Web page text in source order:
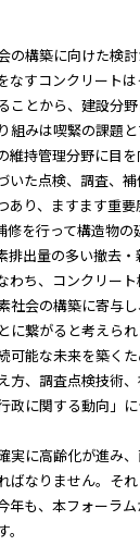
の構築に向けた検
なすコンクリートは
ことから、建設分
組みは喫緊の課題
維持管理分野に目を
いた点検、調査、補
あり、ますます重要
修を行って構造物の
排出量の多い撤去・
わち、コンクリート
社会の構築に寄与
繋がると考えられ
能な未来を築く
方、調査点検技術
政に関する動向」
に高齢化が進み
ばなりません。そ
年も、本フォーラ